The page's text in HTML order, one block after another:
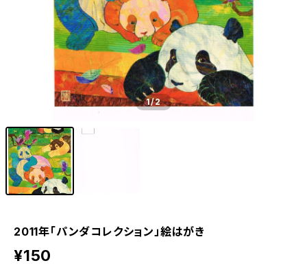
1/2
2011年「パンダコレクション」絵はがき
¥150